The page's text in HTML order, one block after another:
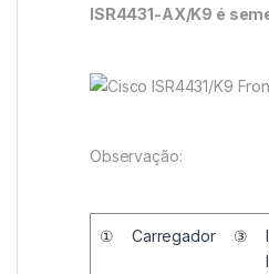
ISR4431-AX/K9 é
Observação:
① Carregador ③